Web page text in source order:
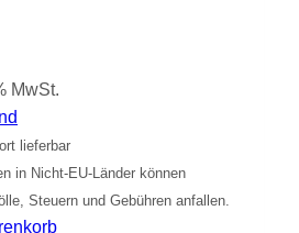
MwSt.
lieferbar
in Nicht-EU-Länder können
Steuern und Gebühren anfallen.